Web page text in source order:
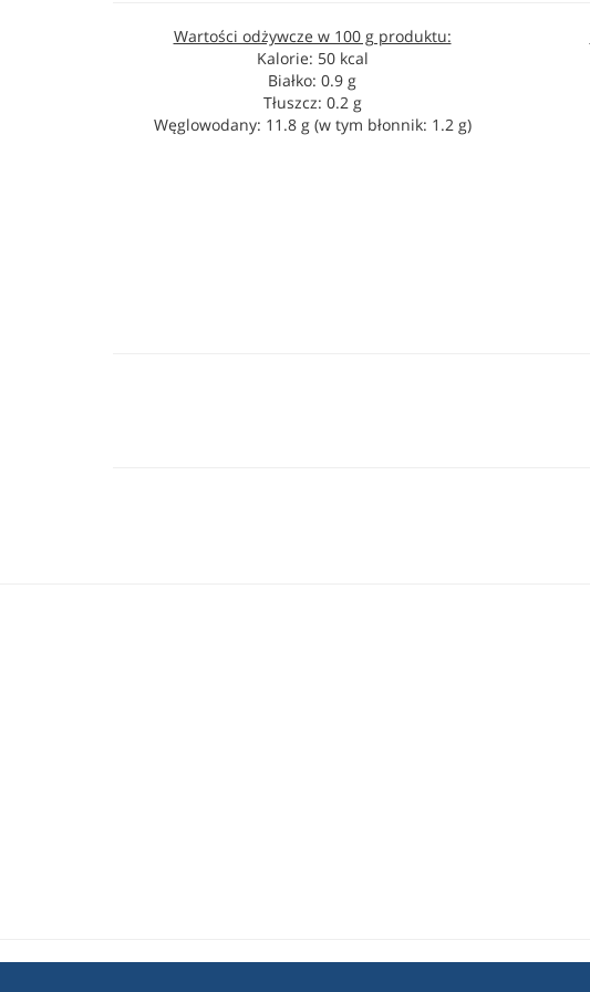
Wartości odżywcze w 100 g produktu:
Kalorie: 50 kcal
Białko: 0.9 g
Tłuszcz: 0.2 g
Węglowodany: 11.8 g (w tym błonnik: 1.2 g)